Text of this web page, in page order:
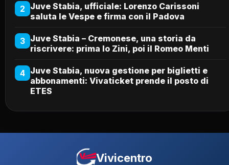
2 Juve Stabia, ufficiale: Lorenzo Carissoni
saluta le Vespe e firma con il Padova
3 Juve Stabia – Cremonese, una storia da
riscrivere: prima lo Zini, poi il Romeo Menti
4 Juve Stabia, nuova gestione per biglietti e
abbonamenti: Vivaticket prende il posto di
ETES
Vivicentro